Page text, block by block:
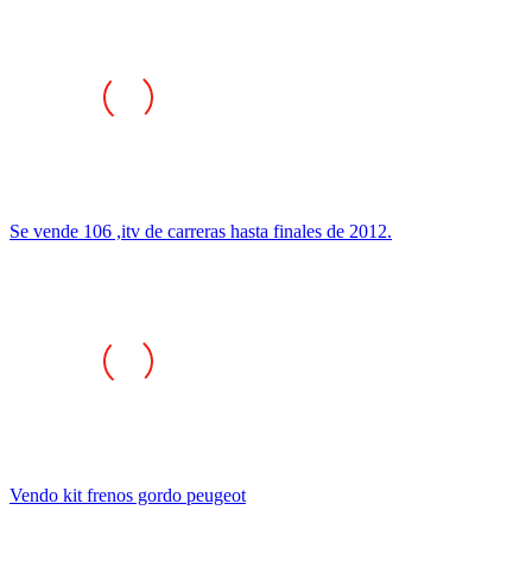
Se vende 106 ,itv de carreras hasta finales de 2012.
Vendo kit frenos gordo peugeot